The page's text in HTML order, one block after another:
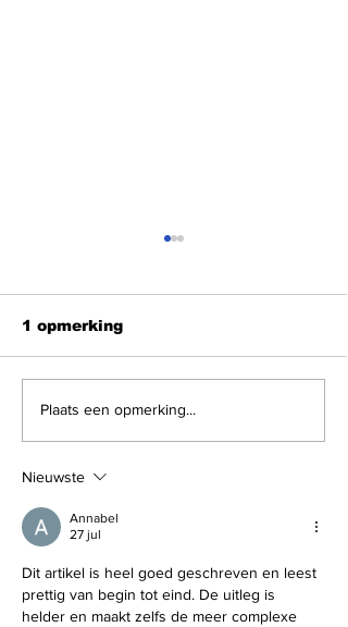
Nieuws podcast van
Marbe
1 opmerking
Plaats een opmerking...
Nieuwste
Annabel
27 jul
Dit artikel is heel goed geschreven en leest
prettig van begin tot eind. De uitleg is
helder en maakt zelfs de meer complexe